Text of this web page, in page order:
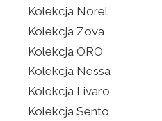
Kolekcja Norel
Kolekcja Zova
Kolekcja ORO
Kolekcja Nessa
Kolekcja Livaro
Kolekcja Sento